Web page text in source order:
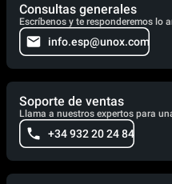
Consultas generales
Escríbenos y te responderemos lo
info.esp@unox.com
Soporte de ventas
Llama a nuestros expertos para
+34 932 20 24 84